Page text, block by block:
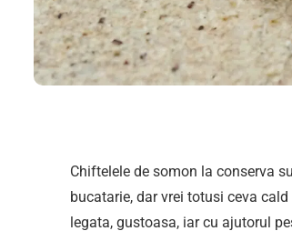
Chiftelele de somon la conserva
bucatarie, dar vrei totusi ceva
legata, gustoasa, iar cu ajutorul